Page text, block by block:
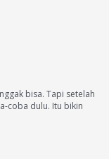
bisa. Tapi setelah
coba dulu. Itu bikin